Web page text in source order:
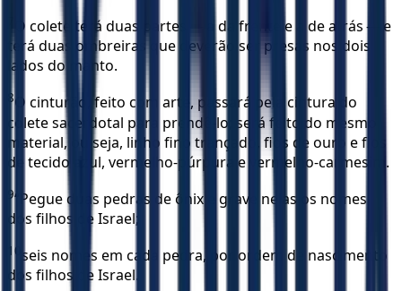
O colete terá duas partes — a da frente e a de atrás — e
terá duas ombreiras que deverão ser presas nos dois
lados do manto.
8O cinturão, feito com arte, passará pela cintura do
colete sacerdotal para prendê-lo; será feito do mesmo
material, ou seja, linho fino trançado, fios de ouro e fios
de tecido azul, vermelho-púrpura e vermelho-carmesim.
9“Pegue duas pedras de ônix e grave nelas os nomes
dos filhos de Israel;
10 seis nomes em cada pedra, por ordem de nascimento
dos filhos de Israel.